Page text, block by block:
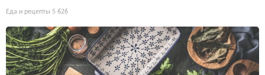
Еда и рецепты 5 626